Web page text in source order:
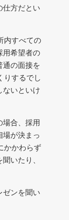
仕方だとい
内すべての
用希望者の
通の面接を
りするでし
ないといけ
合、採用
場が決まっ
かかわらず
いたり、
ンを聞い